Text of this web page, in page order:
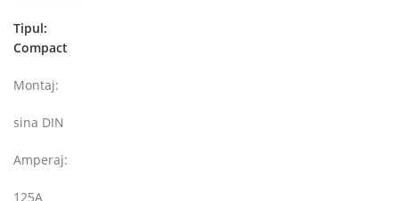
Tipul:
Compact
Montaj:
sina DIN
Amperaj:
125A